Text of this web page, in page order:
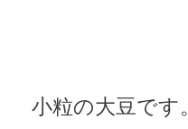
小粒の大豆です